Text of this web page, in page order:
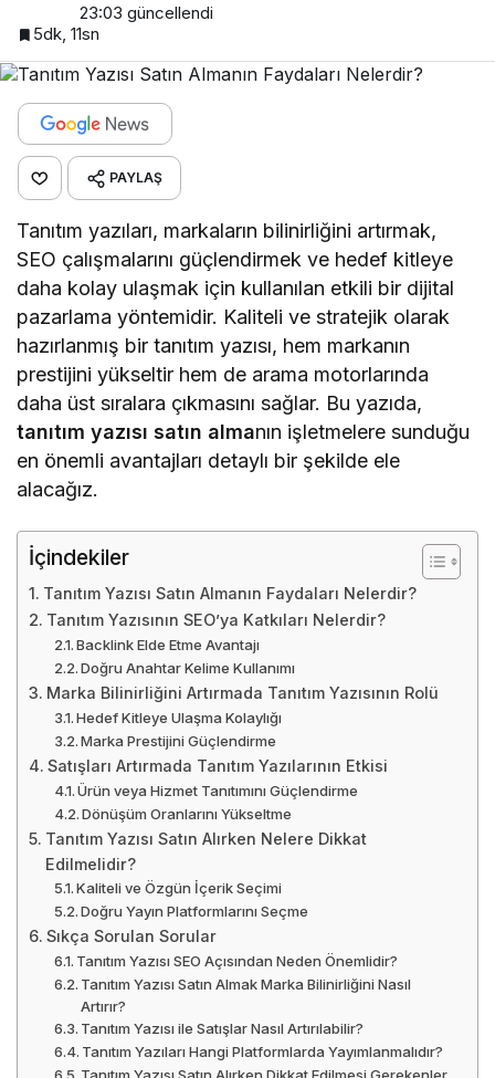
23:03 güncellendi
5dk, 11sn
PAYLAŞ
Tanıtım yazıları, markaların bilinirliğini artırmak,
SEO çalışmalarını güçlendirmek ve hedef kitleye
daha kolay ulaşmak için kullanılan etkili bir dijital
pazarlama yöntemidir. Kaliteli ve stratejik olarak
hazırlanmış bir tanıtım yazısı, hem markanın
prestijini yükseltir hem de arama motorlarında
daha üst sıralara çıkmasını sağlar. Bu yazıda,
tanıtım yazısı satın almanın işletmelere sunduğu
en önemli avantajları detaylı bir şekilde ele
alacağız.
İçindekiler
Tanıtım Yazısı Satın Almanın Faydaları Nelerdir?
Tanıtım Yazısının SEO’ya Katkıları Nelerdir?
Backlink Elde Etme Avantajı
Doğru Anahtar Kelime Kullanımı
Marka Bilinirliğini Artırmada Tanıtım Yazısının Rolü
Hedef Kitleye Ulaşma Kolaylığı
Marka Prestijini Güçlendirme
Satışları Artırmada Tanıtım Yazılarının Etkisi
Ürün veya Hizmet Tanıtımını Güçlendirme
Dönüşüm Oranlarını Yükseltme
Tanıtım Yazısı Satın Alırken Nelere Dikkat
Edilmelidir?
Kaliteli ve Özgün İçerik Seçimi
Doğru Yayın Platformlarını Seçme
Sıkça Sorulan Sorular
Tanıtım Yazısı SEO Açısından Neden Önemlidir?
Tanıtım Yazısı Satın Almak Marka Bilinirliğini Nasıl
Artırır?
Tanıtım Yazısı ile Satışlar Nasıl Artırılabilir?
Tanıtım Yazıları Hangi Platformlarda Yayımlanmalıdır?